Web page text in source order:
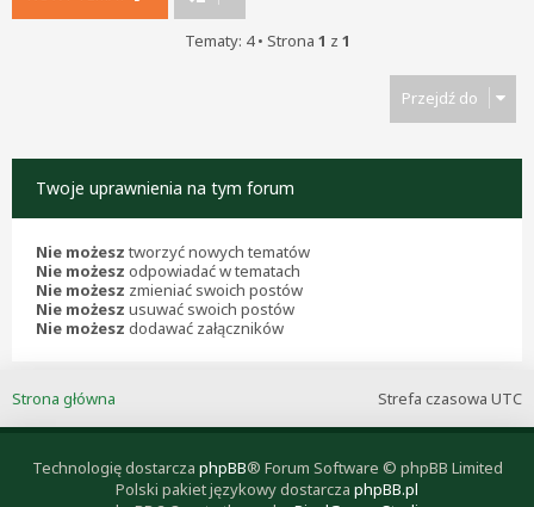
Tematy: 4 • Strona 1 z 1
Przejdź do
Twoje uprawnienia na tym forum
Nie możesz tworzyć nowych tematów
Nie możesz odpowiadać w tematach
Nie możesz zmieniać swoich postów
Nie możesz usuwać swoich postów
Nie możesz dodawać załączników
Strefa czasowa UTC
Strona główna
Technologię dostarcza phpBB® Forum Software © phpBB Limited
Polski pakiet językowy dostarcza phpBB.pl